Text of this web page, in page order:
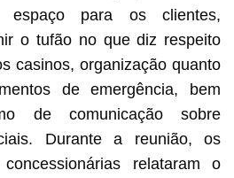
espaço para os clientes,
o tufão no que diz respeito
casinos, organização quanto
de emergência, bem
de comunicação sobre
Durante a reunião, os
relataram o